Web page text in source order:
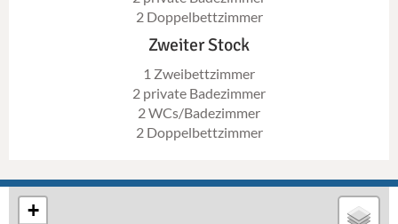
2 Doppelbettzimmer
Zweiter Stock
1 Zweibettzimmer
2 private Badezimmer
2 WCs/Badezimmer
2 Doppelbettzimmer
+